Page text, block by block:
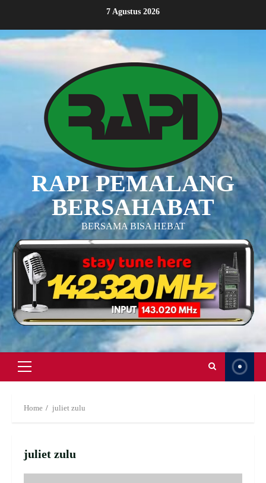
content
7 Agustus 2026
RAPI PEMALANG
BERSAHABAT
BERSAMA BISA HEBAT
Primary
Home juliet zulu
juliet zulu